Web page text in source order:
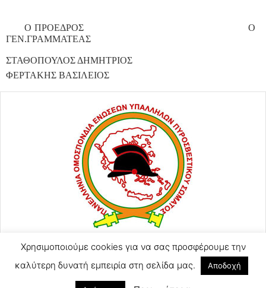
Ο ΠΡΟΕΔΡΟΣ O
ΓΕΝ.ΓΡΑΜΜΑΤΕΑΣ
ΣΤΑΘΟΠΟΥΛΟΣ ΔΗΜΗΤΡΙΟΣ
ΦΕΡΤΑΚΗΣ ΒΑΣΙΛΕΙΟΣ
ΑΓΙΟΥ ΚΩΝΣΤΑΝΤΙΝΟΥ 57
2105248128
Χρησιμοποιούμε cookies για να σας προσφέρουμε την
καλύτερη δυνατή εμπειρία στη σελίδα μας.
Αποδοχή